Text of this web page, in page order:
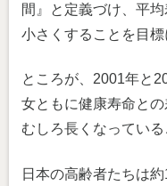
間』と定義づけ、平
小さくすることを目標
ところが、2001年と
女ともに健康寿命と
むしろ長くなっている
日本の高齢者たちは